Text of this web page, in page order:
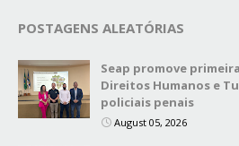
POSTAGENS ALEATÓRIAS
Seap promove
Direitos Humanos e
policiais penais
August 05, 2026